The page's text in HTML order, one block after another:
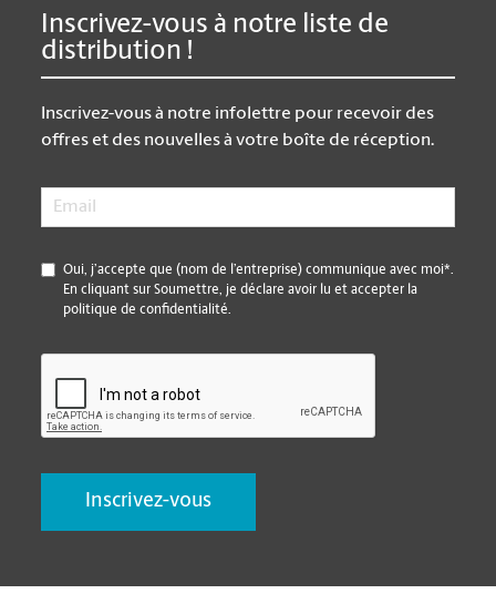
Inscrivez-vous à notre liste de
distribution !
Inscrivez-vous à notre infolettre pour recevoir des
offres et des nouvelles à votre boîte de réception.
Email
*
Oui, j’accepte que (nom de l’entreprise) communique avec moi*.
En cliquant sur Soumettre, je déclare avoir lu et accepter la
politique de confidentialité.